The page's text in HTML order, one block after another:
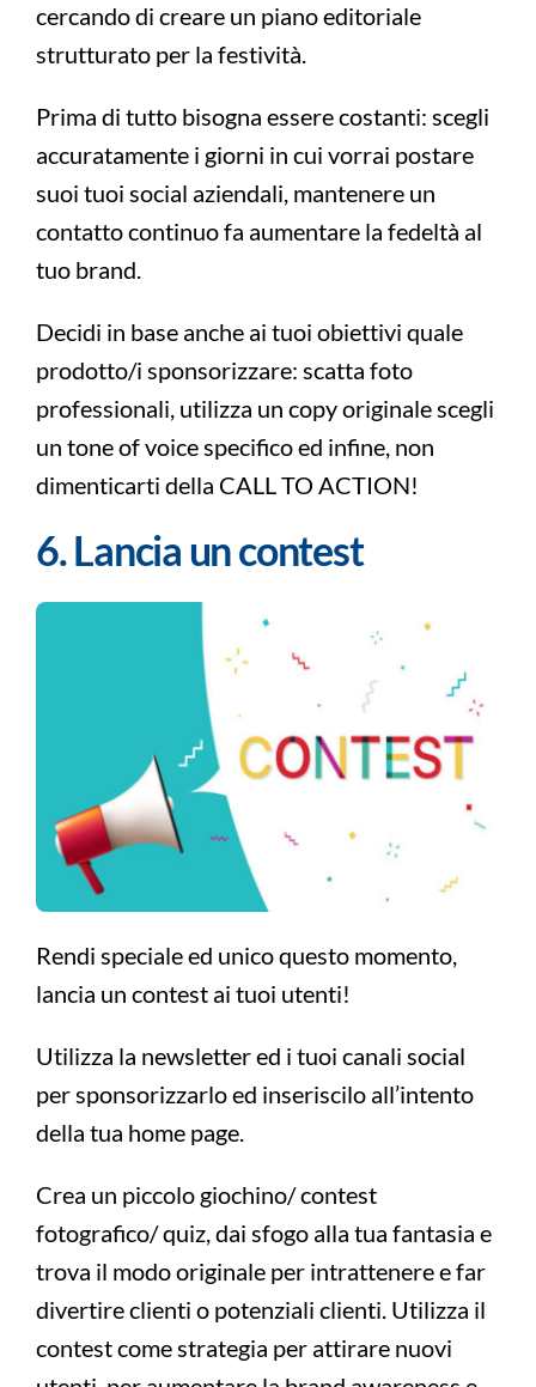
cercando di creare un piano editoriale
strutturato per la festività.
Prima di tutto bisogna essere costanti: scegli
accuratamente i giorni in cui vorrai postare
suoi tuoi social aziendali, mantenere un
contatto continuo fa aumentare la fedeltà al
tuo brand.
Decidi in base anche ai tuoi obiettivi quale
prodotto/i sponsorizzare: scatta foto
professionali, utilizza un copy originale scegli
un tone of voice specifico ed infine, non
dimenticarti della CALL TO ACTION!
6. Lancia un contest
Rendi speciale ed unico questo momento,
lancia un contest ai tuoi utenti!
Utilizza la newsletter ed i tuoi canali social
per sponsorizzarlo ed inseriscilo all’intento
della tua home page.
Crea un piccolo giochino/ contest
fotografico/ quiz, dai sfogo alla tua fantasia e
trova il modo originale per intrattenere e far
divertire clienti o potenziali clienti. Utilizza il
contest come strategia per attirare nuovi